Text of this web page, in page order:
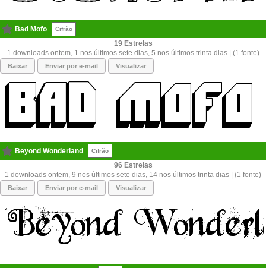
Bad Mofo Cifrão
19
1 downloads ontem, 1 nos últimos sete dias, 5 nos últimos trinta dias | (1 fonte)
Baixar Enviar por e-mail Visualizar
Beyond Wonderland Cifrão
96
1 downloads ontem, 9 nos últimos sete dias, 14 nos últimos trinta dias | (1 fonte)
Baixar Enviar por e-mail Visualizar